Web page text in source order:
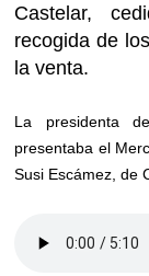
Castelar,
recogida de
la venta.
La presidenta
presentaba el
Susi Escámez, de